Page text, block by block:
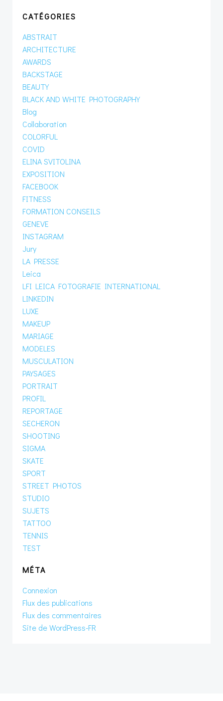
CATÉGORIES
ABSTRAIT
ARCHITECTURE
AWARDS
BACKSTAGE
BEAUTY
BLACK AND WHITE PHOTOGRAPHY
Blog
Collaboration
COLORFUL
COVID
ELINA SVITOLINA
EXPOSITION
FACEBOOK
FITNESS
FORMATION CONSEILS
GENEVE
INSTAGRAM
Jury
LA PRESSE
Leica
LFI LEICA FOTOGRAFIE INTERNATIONAL
LINKEDIN
LUXE
MAKEUP
MARIAGE
MODELES
MUSCULATION
PAYSAGES
PORTRAIT
PROFIL
REPORTAGE
SECHERON
SHOOTING
SIGMA
SKATE
SPORT
STREET PHOTOS
STUDIO
SUJETS
TATTOO
TENNIS
TEST
MÉTA
Connexion
Flux des publications
Flux des commentaires
Site de WordPress-FR